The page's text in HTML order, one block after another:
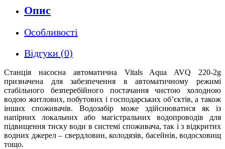
Опис
Особливості
Відгуки (0)
Станція насосна автоматична Vitals Aqua AVQ 220-2g
призначена для забезпечення в автоматичному режимі
стабільного безперебійного постачання чистою холодною
водою житлових, побутових і господарських об’єктів, а також
інших споживачів. Водозабір може здійснюватися як із
напірних локальних або магістральних водопроводів для
підвищення тиску води в системі споживача, так і з відкритих
водних джерел – свердловин, колодязів, басейнів, водосховищ
тощо.